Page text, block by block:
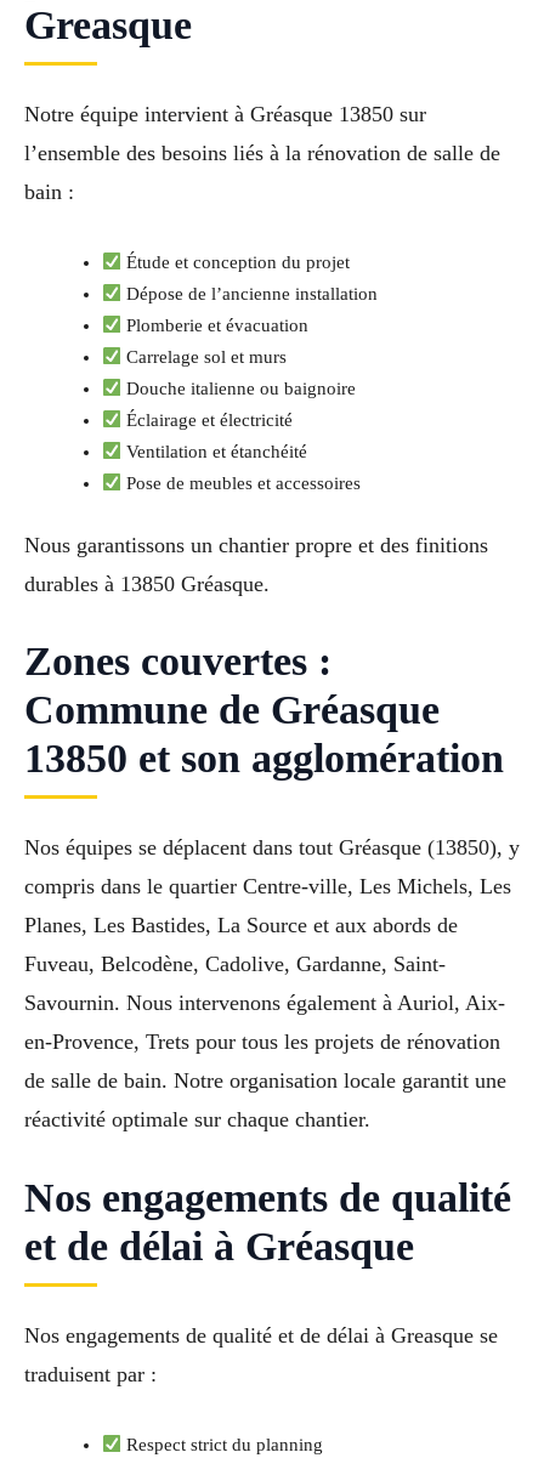
Greasque
Notre équipe intervient à Gréasque 13850 sur
l’ensemble des besoins liés à la rénovation de salle de
bain :
Étude et conception du projet
Dépose de l’ancienne installation
Plomberie et évacuation
Carrelage sol et murs
Douche italienne ou baignoire
Éclairage et électricité
Ventilation et étanchéité
Pose de meubles et accessoires
Nous garantissons un chantier propre et des finitions
durables à 13850 Gréasque.
Zones couvertes :
Commune de Gréasque
13850 et son agglomération
Nos équipes se déplacent dans tout Gréasque (13850), y
compris dans le quartier Centre-ville, Les Michels, Les
Planes, Les Bastides, La Source et aux abords de
Fuveau, Belcodène, Cadolive, Gardanne, Saint-
Savournin. Nous intervenons également à Auriol, Aix-
en-Provence, Trets pour tous les projets de rénovation
de salle de bain. Notre organisation locale garantit une
réactivité optimale sur chaque chantier.
Nos engagements de qualité
et de délai à Gréasque
Nos engagements de qualité et de délai à Greasque se
traduisent par :
Respect strict du planning